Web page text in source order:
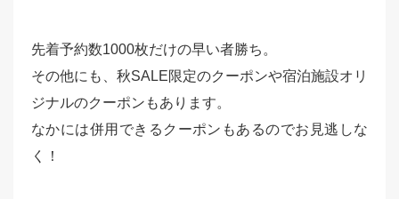
先着予約数1000枚だけの早い者勝ち。
その他にも、秋SALE限定のクーポンや宿泊施設オリ
ジナルのクーポンもあります。
なかには併用できるクーポンもあるのでお見逃しな
く！